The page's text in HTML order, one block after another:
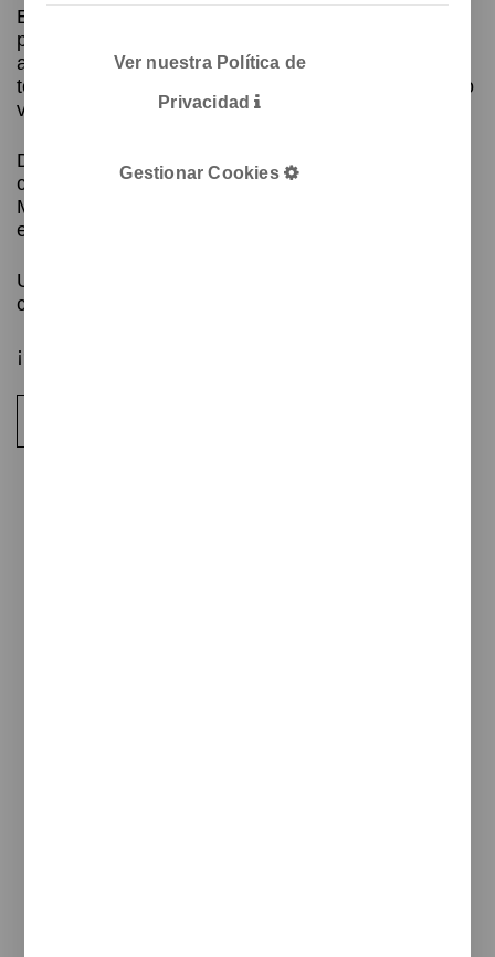
El espejo de mano se acopla magnéticamente al
principal, quedando siempre bien integrado y al
alcance cuando lo necesites. Ideal para revisar
todos los ángulos, incluso los que normalmente no
ves.
Diseñado como un aliado para esos momentos
clave —una cita, una reunión, una entrevista—,
Mirror Mirror te ayuda a salir con confianza y
estilo.
Un objeto funcional y bello que aporta tranquilidad
con solo un vistazo.
¡Conáctanos para más información!
Ver nuestra Política de
Privacidad
Gestionar Cookies